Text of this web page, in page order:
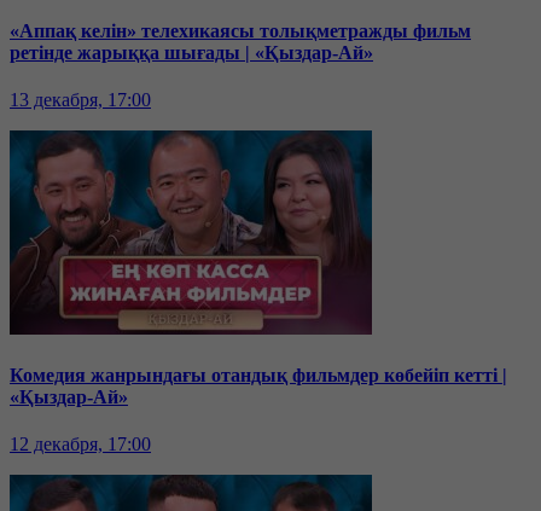
«Аппақ келін» телехикаясы толықметражды фильм
ретінде жарыққа шығады | «Қыздар-Ай»
13 декабря, 17:00
Комедия жанрындағы отандық фильмдер көбейіп кетті |
«Қыздар-Ай»
12 декабря, 17:00